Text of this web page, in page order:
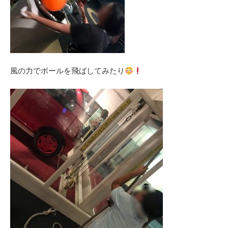
風の力でボールを飛ばしてみたり